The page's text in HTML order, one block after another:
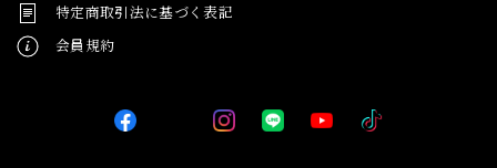
特定商取引法に基づく表記
会員規約